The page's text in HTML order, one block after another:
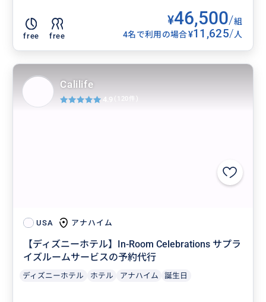
free free
¥46,500/組
4名で利用の場合¥11,625/人
USA アナハイム
【ディズニーホテル】In-Room Celebrations サプラ
イズルームサービスの予約代行
ディズニーホテル ホテル アナハイム 誕生日
Calilife
4.9 (120件)